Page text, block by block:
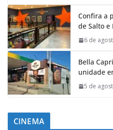
Confira a
de Salto e
6 de
Bella
unidade
5 de
CINEMA